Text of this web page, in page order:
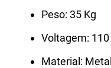
Peso: 35 Kg
Voltagem:
Material: